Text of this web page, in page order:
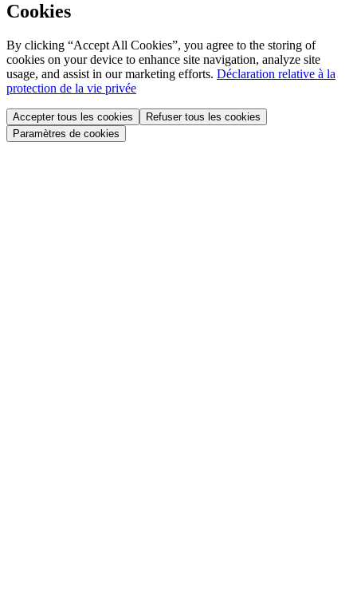
Cookies
By clicking “Accept All Cookies”, you agree to the storing of
cookies on your device to enhance site navigation, analyze site
usage, and assist in our marketing efforts. Déclaration relative à la
protection de la vie privée
Accepter tous les cookies
Refuser tous les cookies
Paramètres de cookies